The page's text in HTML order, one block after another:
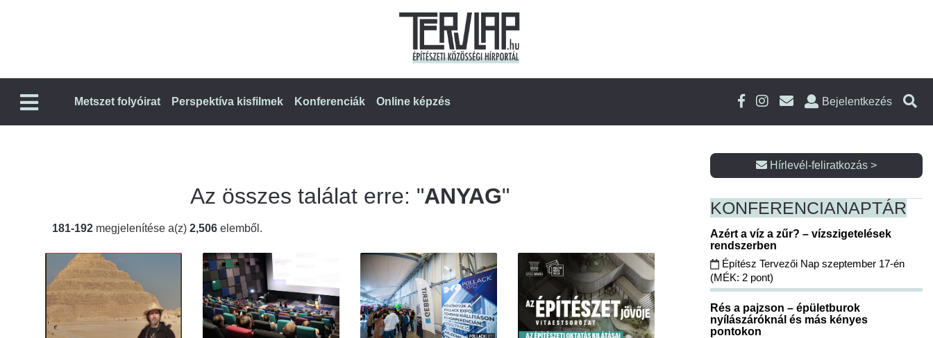
Metszet folyóirat Perspektíva kisfilmek Konferenciák Online képzés Bejelentkezés
Az összes találat erre: "ANYAG"
181-192 megjelenítése a(z) 2,506 elemből.
Hírlevél-feliratkozás >
KONFERENCIANAPTÁR
Azért a víz a zűr? – vízszigetelések
rendszerben
Építész Tervezői Nap szeptember 17-én
(MÉK: 2 pont)
Rés a pajzson – épületburok
nyílászáróknál és más kényes
pontokon